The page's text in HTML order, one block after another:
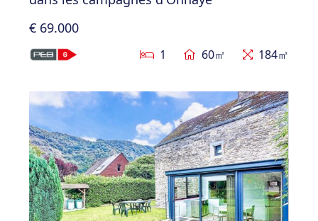
€ 69.000
1 60㎡ 184㎡